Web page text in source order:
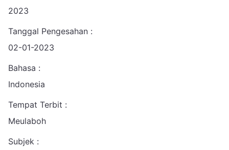
2023
Tanggal Pengesahan :
02-01-2023
Bahasa :
Indonesia
Tempat Terbit :
Meulaboh
Subjek :